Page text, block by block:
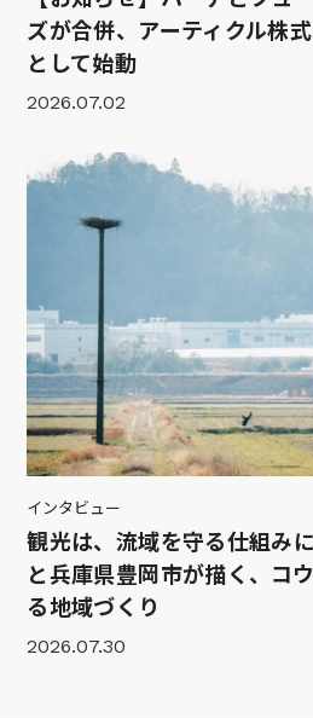
ズが合併、アーティクル株
として始動
2026.07.02
インタビュー
観光は、流域を守る仕組み
と兵庫県豊岡市が描く、コ
る地域づくり
2026.07.30